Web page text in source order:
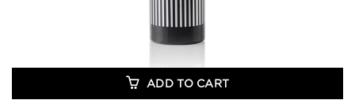
ADD TO CART